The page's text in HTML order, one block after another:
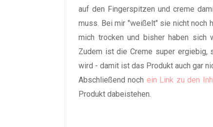
auf den Fingerspitzen und creme
muss. Bei mir "weißelt" sie nicht noch
mich trocken und bisher haben sich
Zudem ist die Creme super
wird - damit ist das Produkt auch gar
Abschließend noch ein Link zu den
Produkt dabeistehen.